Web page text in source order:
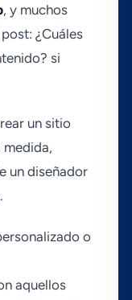
, y muchos
¿Cuáles
si
un sitio
un diseñador
o
aquellos